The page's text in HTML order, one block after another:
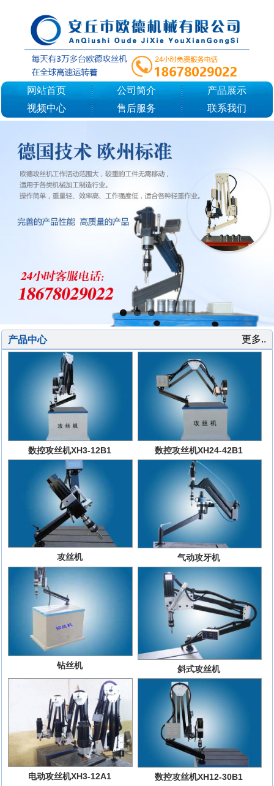
网站首页 公司简介
产品展示
视频中心
售后服务 联系我们
更多..
产品中心
数控攻丝机XH3-12B1 数控攻丝机XH24-42B1
攻丝机 气动攻牙机
钻丝机 斜式攻丝机
电动攻丝机XH3-12A1 数控攻丝机XH12-30B1